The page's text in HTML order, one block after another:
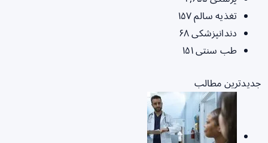
تغذیه سالم۱۵۷
دندانپزشکی۶۸
طب سنتی۱۵۱
جدیدترین مطالب